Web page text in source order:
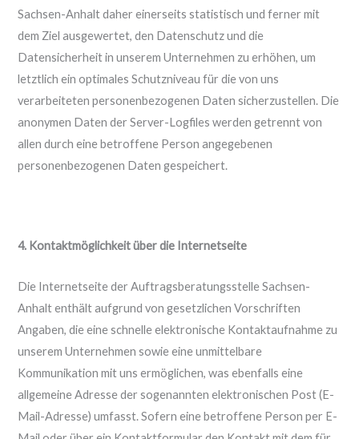
Sachsen-Anhalt daher einerseits statistisch und ferner mit
dem Ziel ausgewertet, den Datenschutz und die
Datensicherheit in unserem Unternehmen zu erhöhen, um
letztlich ein optimales Schutzniveau für die von uns
verarbeiteten personenbezogenen Daten sicherzustellen. Die
anonymen Daten der Server-Logfiles werden getrennt von
allen durch eine betroffene Person angegebenen
personenbezogenen Daten gespeichert.
4. Kontaktmöglichkeit über die Internetseite
Die Internetseite der Auftragsberatungsstelle Sachsen-
Anhalt enthält aufgrund von gesetzlichen Vorschriften
Angaben, die eine schnelle elektronische Kontaktaufnahme zu
unserem Unternehmen sowie eine unmittelbare
Kommunikation mit uns ermöglichen, was ebenfalls eine
allgemeine Adresse der sogenannten elektronischen Post (E-
Mail-Adresse) umfasst. Sofern eine betroffene Person per E-